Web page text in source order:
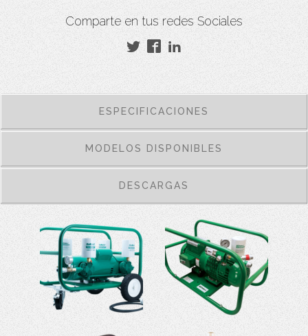
Comparte en tus redes Sociales
ESPECIFICACIONES
MODELOS DISPONIBLES
DESCARGAS